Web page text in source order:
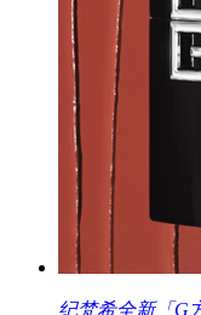
纪梵希全新「G